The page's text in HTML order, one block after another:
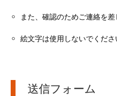
また、確認のためご連絡を差
絵文字は使用しないでくださ
送信フォーム